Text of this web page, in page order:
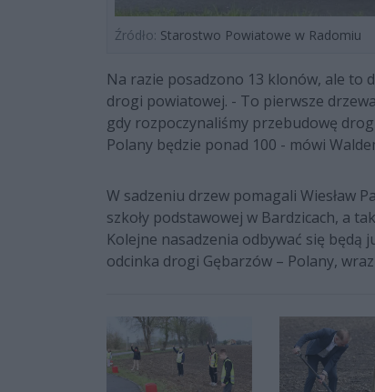
Źródło: Starostwo Powiatowe w Radomiu
Na razie posadzono 13 klonów, ale to
drogi powiatowej. - To pierwsze
gdy rozpoczynaliśmy przebudowę
Polany będzie ponad 100 - mówi
W sadzeniu drzew pomagali Wiesław
szkoły podstawowej w Bardzicach, a
Kolejne nasadzenia odbywać się będą
odcinka drogi Gębarzów – Polany,